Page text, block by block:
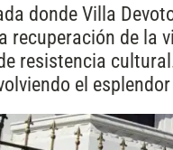
donde Villa
recuperación de la
resistencia
el